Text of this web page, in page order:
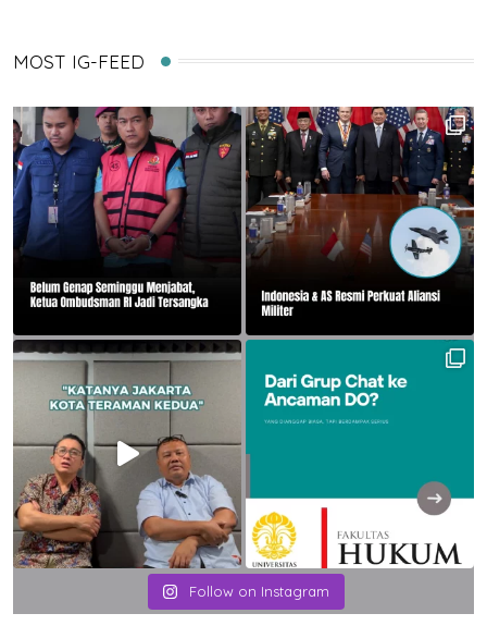
MOST IG-FEED
Follow on Instagram